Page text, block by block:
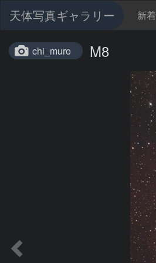
天体写真ギャラリー 新着
chi_muro M8